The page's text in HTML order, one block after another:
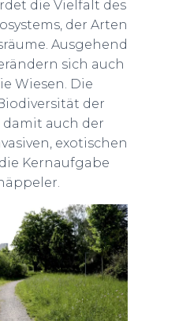
die Vielfalt des
der Arten
Ausgehend
sich auch
Wiesen. Die
der
auch der
exotischen
Kernaufgabe